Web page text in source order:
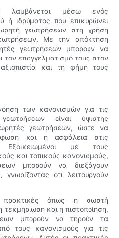
λαμβάνεται μέσω ενός
ή ιδρύματος που επικυρώνει
γεωτρήσεων στη χρήση
Με την απόκτηση
γεωτρήσεων μπορούν να
τον επαγγελματισμό τους στον
και τη φήμη τους
των κανονισμών για τις
είναι ύψιστης
γεωτρήσεων, ώστε να
και η ασφάλεια στις
Εξοικειωμένοι με τους
και τοπικούς κανονισμούς,
μπορούν να διεξάγουν
γνωρίζοντας ότι λειτουργούν
πρακτικές όπως η σωστή
και η πιστοποίηση,
μπορούν να τηρούν τα
τους κανονισμούς για τις